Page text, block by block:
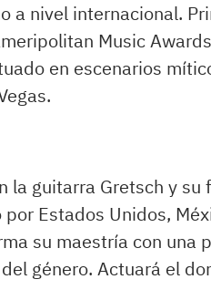
a nivel internacional.
Music
en escenarios
la guitarra Gretsch y
Estados Unidos,
su maestría con una
género. Actuará el